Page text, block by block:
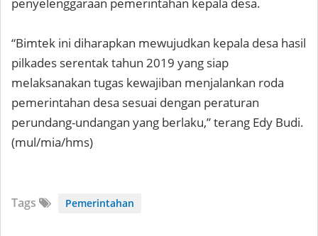
“Bimtek ini diharapkan mewujudkan kepala desa hasil
pilkades serentak tahun 2019 yang siap
melaksanakan tugas kewajiban menjalankan roda
pemerintahan desa sesuai dengan peraturan
perundang-undangan yang berlaku,” terang Edy Budi.
(mul/mia/hms)
Tags Pemerintahan